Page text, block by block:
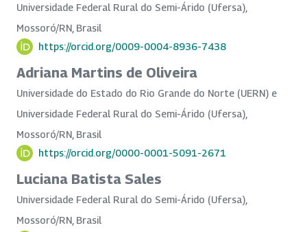
Universidade Federal Rural do Semi-Árido (Ufersa),
Mossoró/RN, Brasil
https://orcid.org/0009-0004-8936-7438
Adriana Martins de Oliveira
Universidade do Estado do Rio Grande do Norte (UERN) e
Universidade Federal Rural do Semi-Árido (Ufersa),
Mossoró/RN, Brasil
https://orcid.org/0000-0001-5091-2671
Luciana Batista Sales
Universidade Federal Rural do Semi-Árido (Ufersa),
Mossoró/RN, Brasil